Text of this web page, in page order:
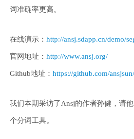
词准确率更高。
在线演示： http://ansj.sdapp.cn/demo/
官网地址： http://www.ansj.org/
Github地址： https://github.com/
我们本期采访了Ansj的作者孙健，请
个分词工具。